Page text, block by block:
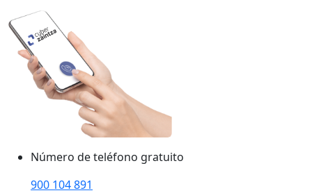
Número de teléfono gratuito
900 104 891